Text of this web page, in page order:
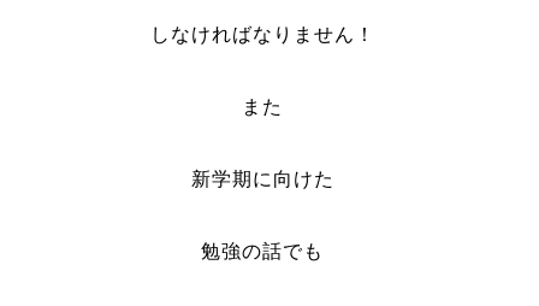
しなければなりません！
また
新学期に向けた
勉強の話でも